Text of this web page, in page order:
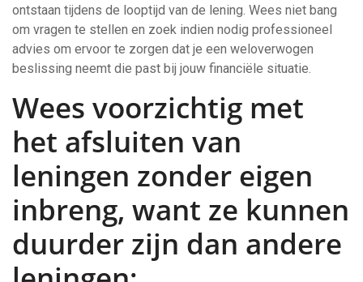
ontstaan tijdens de looptijd van de lening. Wees niet bang
om vragen te stellen en zoek indien nodig professioneel
advies om ervoor te zorgen dat je een weloverwogen
beslissing neemt die past bij jouw financiële situatie.
Wees voorzichtig met
het afsluiten van
leningen zonder eigen
inbreng, want ze kunnen
duurder zijn dan andere